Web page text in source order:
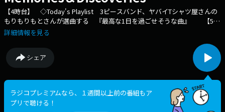
【4時台】 ◇Today's Playlist 3ピースバンド、ヤバイTシャツ屋さんの
もりもりもとさんが選曲する 『最高な1日を過ごせそうな曲』 【5時
台】 ◇Monthly Guest 今月はYONA YONA WEEKENDERS のVo.&Gt.「磯
やご自身の育児についてお話を伺います ～～～ この番組では、第一線
で活躍するミュージシャン、クリエイターがプレイリストを担当。 それ
ぞれのリコメンド楽曲で素敵な音楽空間をプロデュースします。 懐か
しさを感じるナンバー、新たな出会いとなるようなナンバーなど、 幅広
い世代に、時代を超えた邦・洋楽の名曲をお届け！ 番組Webサイト：
https://jfn-pods.com/program/27337 メッセージフォーム：
https://form.jfn.co.jp/memories/message
詳細情報を見る
シェア
ラジコプレミアムなら、１週間以上前の番組もア
プリで聴ける！